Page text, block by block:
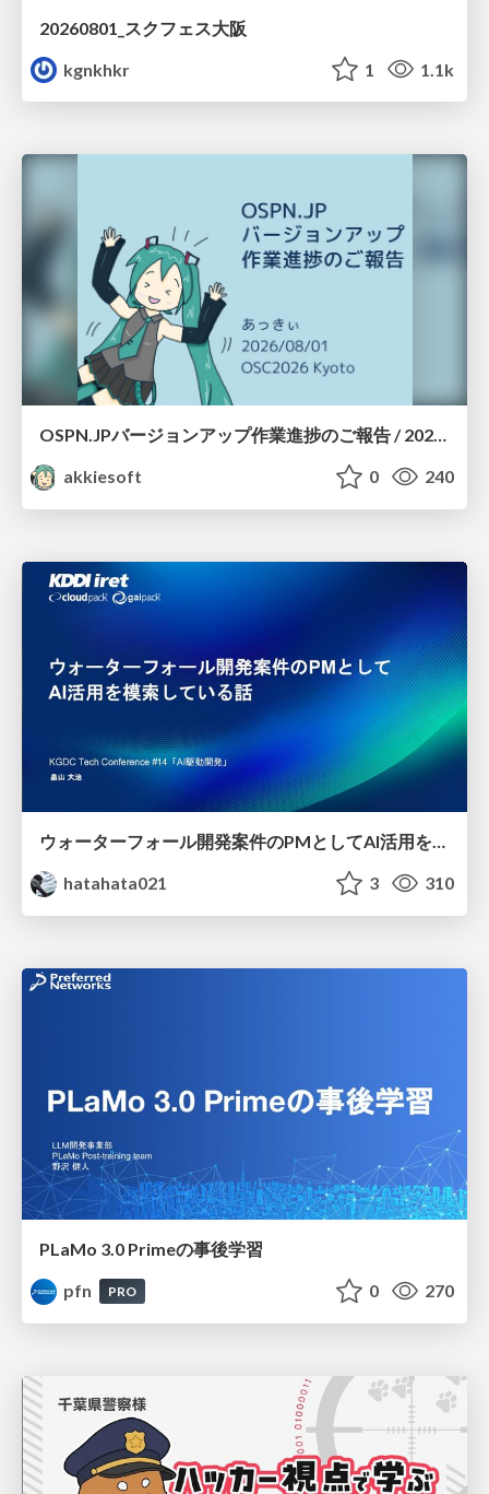
20260801_スクフェス大阪
kgnkhkr
1 1.1k
OSPN.JPバージョンアップ作業進捗のご報告 / 20260801-osc26kyoto
akkiesoft
0 240
ウォーターフォール開発案件のPMとしてAI活用を模索している話
hatahata021
3 310
PLaMo 3.0 Primeの事後学習
pfn
PRO 0 270